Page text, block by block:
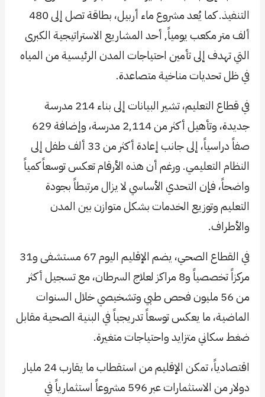
التنفيذ. كما يُعد مشروع ماء أربيل، بطاقة تصل إلى 480
ألف متر مكعب يومياً, أحد المشاريع الاستراتيجية الكبرى
التي تهدف إلى تأمين احتياجات المدن الرئيسية من المياه
في ظل تحديات مناخية متصاعدة.
في قطاع التعليم، تشير البيانات إلى بناء 214 مدرسة
جديدة، وتأهيل أكثر من 2,114 مدرسة، وإضافة 629
صفاً دراسياً، إلى جانب إعادة أكثر من 33 ألف طفل إلى
النظام التعليمي. ورغم أن هذه الأرقام تعكس توسعاً كمياً
واضحاً، فإن التحدي الأساسي لا يزال مرتبطاً بجودة
التعليم وتوزيع الخدمات بشكل متوازن بين المدن
والأطراف.
في القطاع الصحي، يضم الإقليم اليوم 67 مستشفى و31
مركزاً تخصصياً و8 مراكز لعلاج السرطان، مع تسجيل أكثر
من 56 مليون فحص طبي وتشخيصي خلال السنوات
الماضية، ما يعكس توسعاً تدريجياً في البنية الصحية مقابل
ضغط سكاني متزايد واحتياجات متغيرة.
اقتصادياً، تمكن الإقليم من استقطاب ما يقارب 24 مليار
دولار من الاستثمارات عبر 596 مشروعاً استثمارياً في